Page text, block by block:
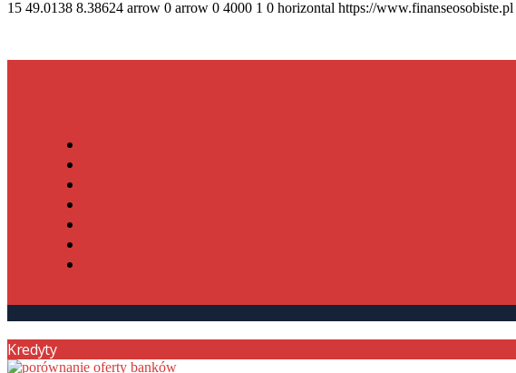
15 49.0138 8.38624 arrow 0 arrow 0 4000 1 0 horizontal https://www.finanseosobiste.pl
Kredyty